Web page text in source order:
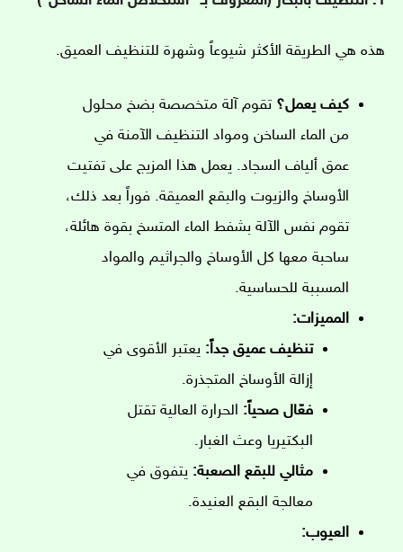
هذه هي الطريقة الأكثر شيوعاً وشهرة للتنظيف العميق.
كيف يعمل؟ تقوم آلة متخصصة بضخ محلول
من الماء الساخن ومواد التنظيف الآمنة في
عمق ألياف السجاد. يعمل هذا المزيج على تفتيت
الأوساخ والزيوت والبقع العميقة. فوراً بعد ذلك،
تقوم نفس الآلة بشفط الماء المتسخ بقوة هائلة،
ساحبة معها كل الأوساخ والجراثيم والمواد
المسببة للحساسية.
المميزات:
تنظيف عميق جداً: يعتبر الأقوى في
إزالة الأوساخ المتجذرة.
فعّال صحياً: الحرارة العالية تقتل
البكتيريا وعث الغبار.
مثالي للبقع الصعبة: يتفوق في
معالجة البقع العنيدة.
العيوب: